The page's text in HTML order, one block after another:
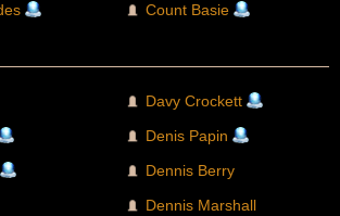
Count Basie
Davy Crockett
Denis Papin
Dennis Berry
Dennis Marshall